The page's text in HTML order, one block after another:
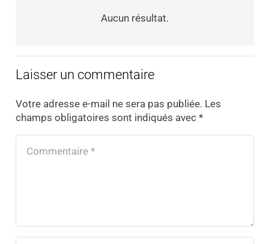
Aucun résultat.
Laisser un commentaire
Votre adresse e-mail ne sera pas publiée. Les
champs obligatoires sont indiqués avec *